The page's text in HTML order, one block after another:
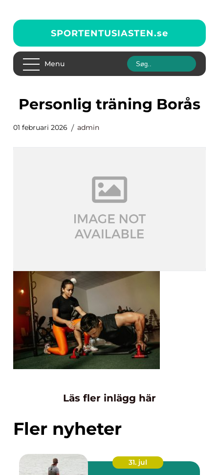
SPORTENTUSIASTEN.se
Menu
Personlig träning Borås
01 februari 2026 admin
Läs fler inlägg här
Fler nyheter
31. jul